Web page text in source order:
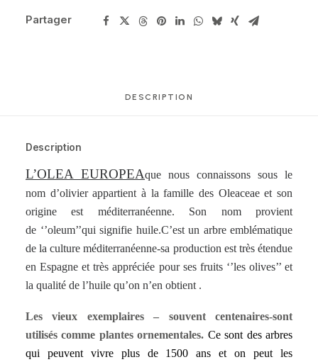
Partager
DESCRIPTION
Description
L’OLEA EUROPEAque nous connaissons sous le
nom d’olivier appartient à la famille des Oleaceae et son
origine est méditerranéenne. Son nom provient
de ‘’oleum’’qui signifie huile.C’est un arbre emblématique
de la culture méditerranéenne-sa production est très étendue
en Espagne et très appréciée pour ses fruits ‘’les olives’’ et
la qualité de l’huile qu’on n’en obtient .
Les vieux exemplaires – souvent centenaires-sont
utilisés comme plantes ornementales. Ce sont des arbres
qui peuvent vivre plus de 1500 ans et on peut les